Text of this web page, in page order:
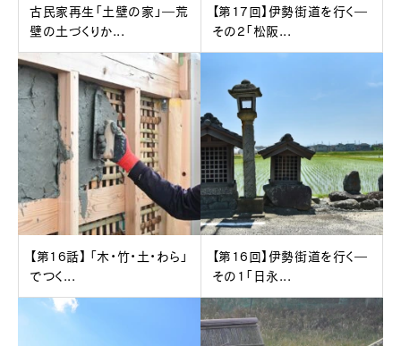
古民家再生「土壁の家」―荒
壁の土づくりか...
【第17回】伊勢街道を行く―
その2「松阪...
【第16話】 「木・竹・土・わら」
でつく...
【第16回】伊勢街道を行く―
その1「日永...